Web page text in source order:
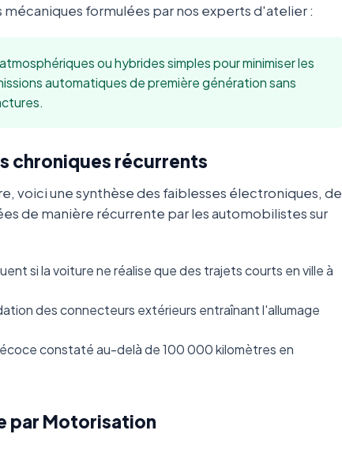
formulées par nos experts d'atelier :
ou hybrides simples pour minimiser les
automatiques de première génération sans
chroniques récurrents
voici une synthèse des faiblesses électroniques, de
de manière récurrente par les automobilistes sur
si la voiture ne réalise que des trajets courts en ville à
des connecteurs extérieurs entraînant l'allumage
constaté au-delà de 100 000 kilomètres en
par Motorisation